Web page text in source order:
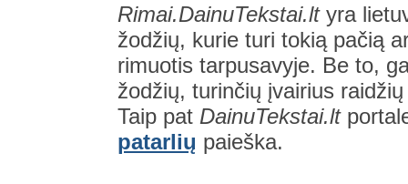
Rimai.DainuTekstai.ltyra
žodžių, kurie turi tokią pačią
rimuotis tarpusavyje. Be to,
žodžių, turinčių įvairius
Taip pat DainuTekstai.lt
patarlių paieška.